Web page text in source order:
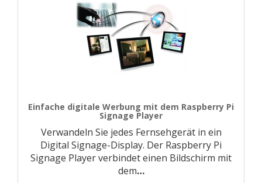
Einfache digitale Werbung mit dem Raspberry Pi
Signage Player
Verwandeln Sie jedes Fernsehgerät in ein
Digital Signage-Display. Der Raspberry Pi
Signage Player verbindet einen Bildschirm mit
dem…